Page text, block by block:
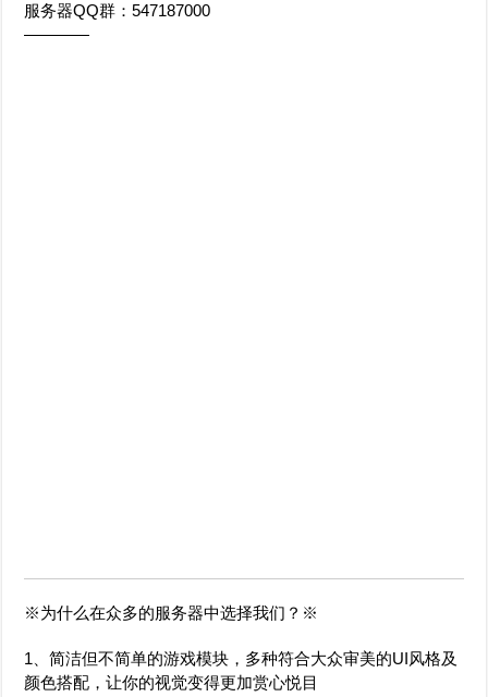
服务器QQ群：547187000
————
※为什么在众多的服务器中选择我们？※
1、简洁但不简单的游戏模块，多种符合大众审美的UI风格及
颜色搭配，让你的视觉变得更加赏心悦目